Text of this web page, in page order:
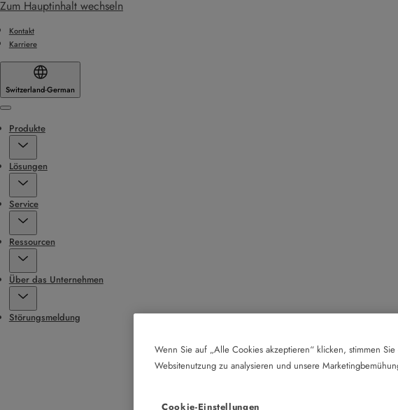
Zum Hauptinhalt wechseln
Kontakt
Karriere
Switzerland·German
Menu
Produkte
Lösungen
Service
Ressourcen
Über das Unternehmen
Störungsmeldung
Wenn Sie auf „Alle Cookies akzeptieren“ klicken, stimmen
Websitenutzung zu analysieren und unsere
Cookie-Einstellungen